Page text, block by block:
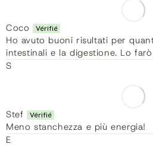
Coco
Ho avuto buoni risultati per
intestinali e la digestione. Lo
S
Stef
Meno stanchezza e più energia!
E